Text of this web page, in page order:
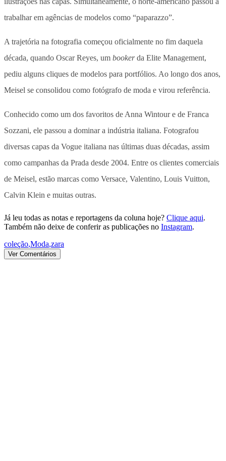
trabalhar em agências de modelos como “paparazzo”.
A trajetória na fotografia começou oficialmente no fim daquela
década, quando Oscar Reyes, um bookerda Elite Management,
pediu alguns cliques de modelos para portfólios. Ao longo dos anos,
Meisel se consolidou como fotógrafo de moda e virou referência.
Conhecido como um dos favoritos de Anna Wintour e de Franca
Sozzani, ele passou a dominar a indústria italiana. Fotografou
diversas capas da Vogue italiana nas últimas duas décadas, assim
como campanhas da Prada desde 2004. Entre os clientes comerciais
de Meisel, estão marcas como Versace, Valentino, Louis Vuitton,
Calvin Klein e muitas outras.
Já leu todas as notas e reportagens da coluna hoje? Clique aqui.
Também não deixe de conferir as publicações no Instagram.
coleção,Moda,zara
Ver Comentários